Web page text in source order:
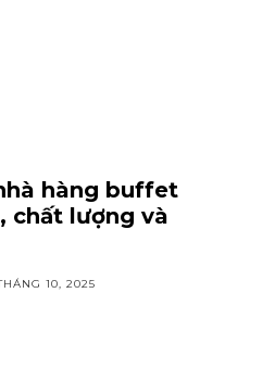
hàng buffet
chất lượng và
10, 2025